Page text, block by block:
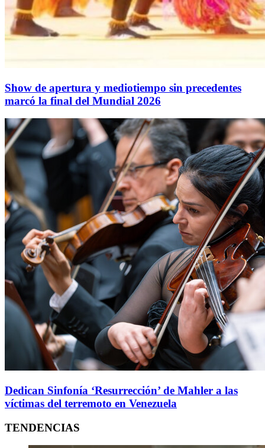
Show de apertura y mediotiempo sin precedentes
marcó la final del Mundial 2026
Dedican Sinfonía ‘Resurrección’ de Mahler a las
víctimas del terremoto en Venezuela
TENDENCIAS